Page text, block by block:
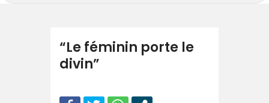
Nous aider
“Le féminin porte le
divin”